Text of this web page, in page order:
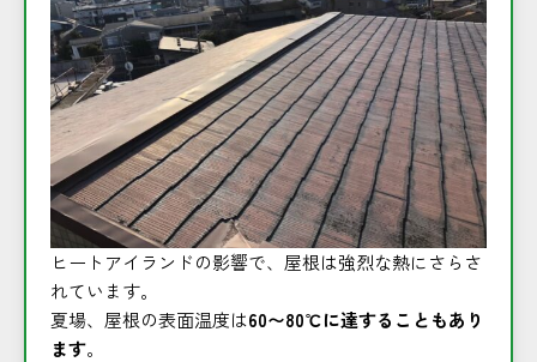
ヒートアイランドの影響で、屋根は強烈な熱にさらさ
れています。
夏場、屋根の表面温度は60〜80℃に達することもあり
ます。